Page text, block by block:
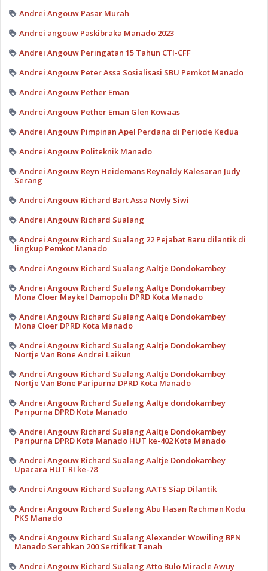
Andrei Angouw Pasar Murah
Andrei angouw Paskibraka Manado 2023
Andrei Angouw Peringatan 15 Tahun CTI-CFF
Andrei Angouw Peter Assa Sosialisasi SBU Pemkot Manado
Andrei Angouw Pether Eman
Andrei Angouw Pether Eman Glen Kowaas
Andrei Angouw Pimpinan Apel Perdana di Periode Kedua
Andrei Angouw Politeknik Manado
Andrei Angouw Reyn Heidemans Reynaldy Kalesaran Judy
Serang
Andrei Angouw Richard Bart Assa Novly Siwi
Andrei Angouw Richard Sualang
Andrei Angouw Richard Sualang 22 Pejabat Baru dilantik di
lingkup Pemkot Manado
Andrei Angouw Richard Sualang Aaltje Dondokambey
Andrei Angouw Richard Sualang Aaltje Dondokambey
Mona Cloer Maykel Damopolii DPRD Kota Manado
Andrei Angouw Richard Sualang Aaltje Dondokambey
Mona Cloer DPRD Kota Manado
Andrei Angouw Richard Sualang Aaltje Dondokambey
Nortje Van Bone Andrei Laikun
Andrei Angouw Richard Sualang Aaltje Dondokambey
Nortje Van Bone Paripurna DPRD Kota Manado
Andrei Angouw Richard Sualang Aaltje dondokambey
Paripurna DPRD Kota Manado
Andrei Angouw Richard Sualang Aaltje Dondokambey
Paripurna DPRD Kota Manado HUT ke-402 Kota Manado
Andrei Angouw Richard Sualang Aaltje Dondokambey
Upacara HUT RI ke-78
Andrei Angouw Richard Sualang AATS Siap Dilantik
Andrei Angouw Richard Sualang Abu Hasan Rachman Kodu
PKS Manado
Andrei Angouw Richard Sualang Alexander Wowiling BPN
Manado Serahkan 200 Sertifikat Tanah
Andrei Angouw Richard Sualang Atto Bulo Miracle Awuy